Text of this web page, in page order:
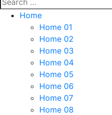
Home
Home 01
Home 02
Home 03
Home 04
Home 05
Home 06
Home 07
Home 08